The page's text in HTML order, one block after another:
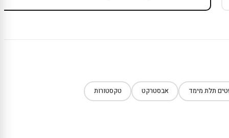
תלת מימד אבסטרקט טקסטורות